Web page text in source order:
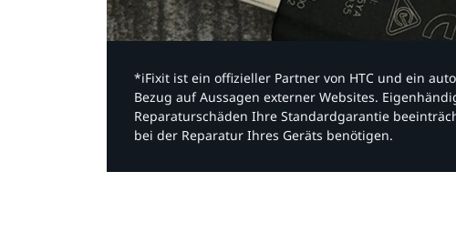
*iFixit ist ein offizieller Partner von HTC und ein
Bezug auf Aussagen externer Websites.
Reparaturschäden Ihre Standardgarantie
bei der Reparatur Ihres Geräts benötigen.​